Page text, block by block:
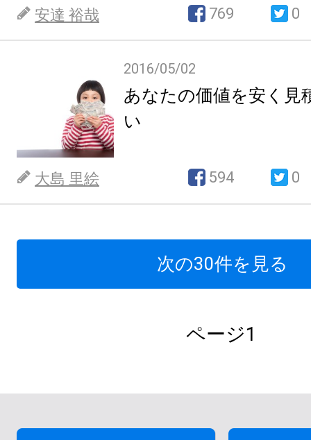
安達 裕哉 769 0
2016/05/02
あなたの価値を安く見
い
大島 里絵 594 0
次の30件を見る
ページ1